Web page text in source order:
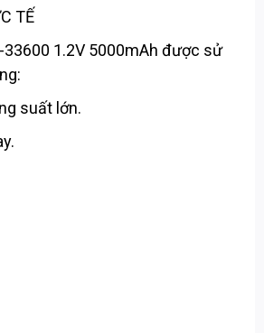
TẾ
33600 1.2V 5000mAh được sử
suất lớn.